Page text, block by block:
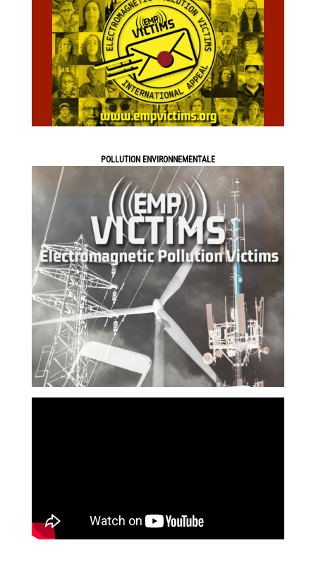
POLLUTION ENVIRONNEMENTALE